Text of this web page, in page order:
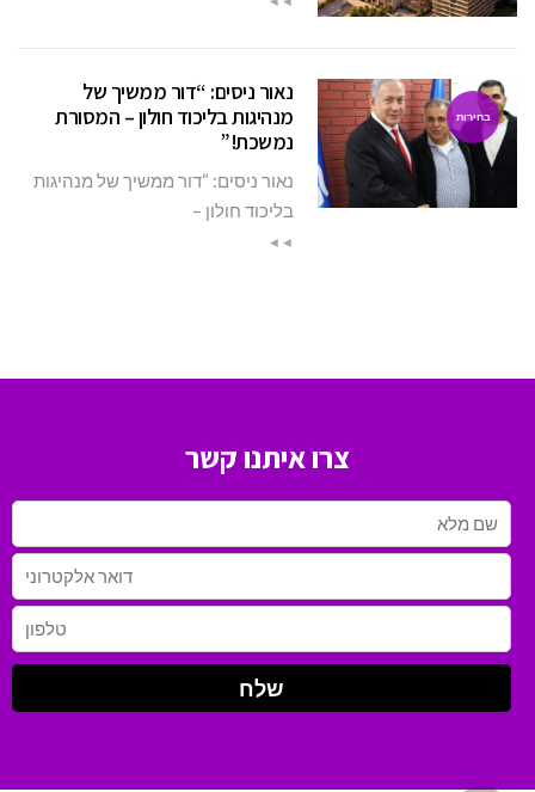
בחירות
נאור ניסים: “דור ממשיך של
מנהיגות בליכוד חולון – המסורת
נמשכת!”
נאור ניסים: “דור ממשיך של מנהיגות
בליכוד חולון –
◄◄
צרו איתנו קשר